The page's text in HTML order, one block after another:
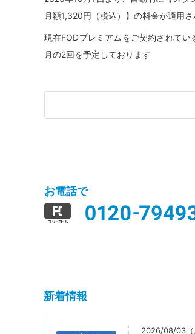
月額1,320円（税込）】の料金が適用さ
現在FODプレミアムをご契約されて
月の2回を予定しております
お電話で
新着情報
2026/08/03（